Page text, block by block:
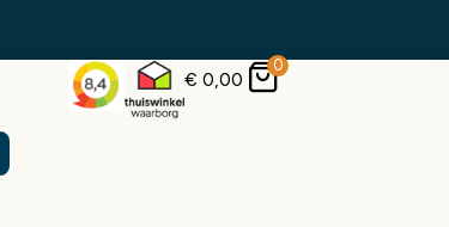
€ 0,00
0